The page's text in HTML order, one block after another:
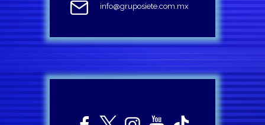
info@gruposiete.com.mx